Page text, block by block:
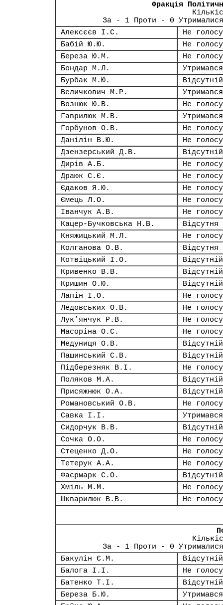
Фракція
За - 1 Проти - 0
Алексєєв І.С.
Не
Бабій Ю.Ю.
Не
Береза Ю.М.
Не
Бондар М.Л.
Утримався
Бурбак М.Ю.
Відсутній
Величкович М.Р.
Утримався
Вознюк Ю.В.
Не
Гаврилюк М.В.
Утримався
Горбунов О.В.
Не
Данілін В.Ю.
Не
Дзензерський Д.В.
Відсутній
Дирів А.Б.
Не
Драюк С.Є.
Не
Єдаков Я.Ю.
Не
Ємець Л.О.
Не
Іванчук А.В.
Не
Кацер-Бучковська Н.В.
Відсутня
Княжицький М.Л.
Не
Колганова О.В.
Відсутня
Котвіцький І.О.
Відсутній
Кривенко В.В.
Відсутній
Кришин О.Ю.
Відсутній
Лапін І.О.
Не
Ледовських О.В.
Не
Лук’янчук Р.В.
Не
Масоріна О.С.
Не
Медуниця О.В.
Відсутній
Пашинський С.В.
Відсутній
Підберезняк В.І.
Не
Поляков М.А.
Відсутній
Присяжнюк О.А.
Відсутній
Романовський О.В.
Не
Савка І.І.
Утримався
Сидорчук В.В.
Відсутній
Сочка О.О.
Не
Стеценко Д.О.
Не
Тетерук А.А.
Не
Фаєрмарк С.О.
Відсутній
Хміль М.М.
Не
Шкварилюк В.В.
Не
За - 1 Проти - 0
Бакулін Є.М.
Відсутній
Балога І.І.
Не
Батенко Т.І.
Відсутній
Береза Б.Ю.
Утримався